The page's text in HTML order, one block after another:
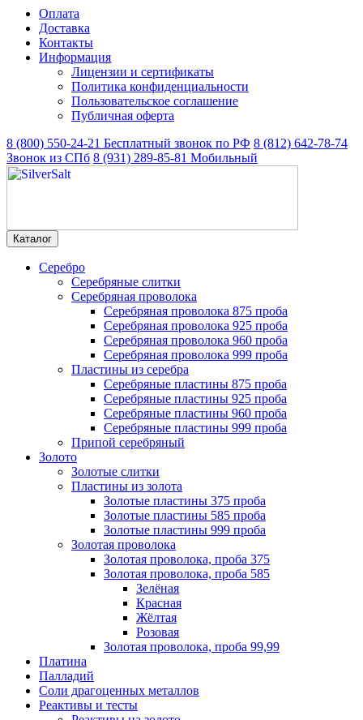
Оплата
Доставка
Контакты
Информация
Лицензии и сертификаты
Политика конфиденциальности
Пользовательское соглашение
Публичная оферта
8 (800) 550-24-21 Бесплатный звонок по РФ 8 (812) 642-78-74
Звонок из СПб 8 (931) 289-85-81 Мобильный
Каталог
Серебро
Серебряные слитки
Серебряная проволока
Серебряная проволока 875 проба
Серебряная проволока 925 проба
Серебряная проволока 960 проба
Серебряная проволока 999 проба
Пластины из серебра
Серебряные пластины 875 проба
Серебряные пластины 925 проба
Серебряные пластины 960 проба
Серебряные пластины 999 проба
Припой серебряный
Золото
Золотые слитки
Пластины из золота
Золотые пластины 375 проба
Золотые пластины 585 проба
Золотые пластины 999 проба
Золотая проволока
Золотая проволока, проба 375
Золотая проволока, проба 585
Зелёная
Красная
Жёлтая
Розовая
Золотая проволока, проба 99,99
Платина
Палладий
Соли драгоценных металлов
Реактивы и тесты